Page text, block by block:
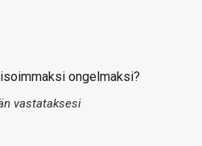
ongelmaksi?
vastataksesi